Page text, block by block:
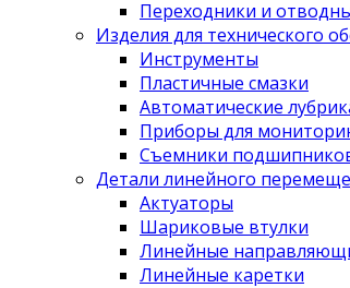
Переходники и
Изделия для технического
Инструменты
Пластичные смазки
Автоматические
Приборы для
Съемники
Детали линейного
Актуаторы
Шариковые втулки
Линейные
Линейные каретки